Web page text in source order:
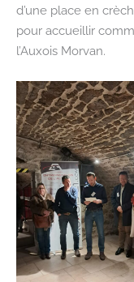
d’une place en
pour accueillir
l’Auxois Morvan.